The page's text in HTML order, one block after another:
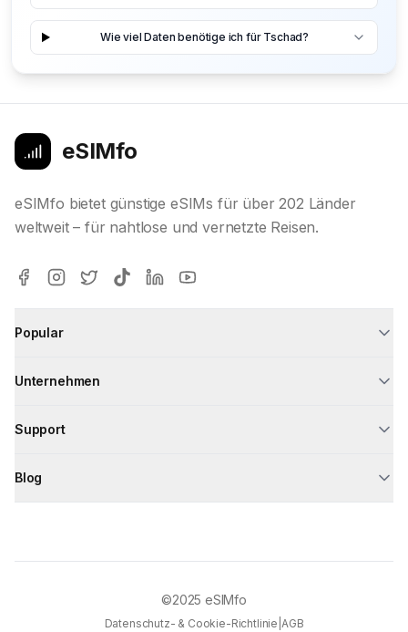
Wie viel Daten benötige ich für Tschad?
eSIMfo
eSIMfo bietet günstige eSIMs für über 202 Länder
weltweit – für nahtlose und vernetzte Reisen.
Popular
Unternehmen
Support
Blog
©2025 eSIMfo
Datenschutz- & Cookie-Richtlinie AGB